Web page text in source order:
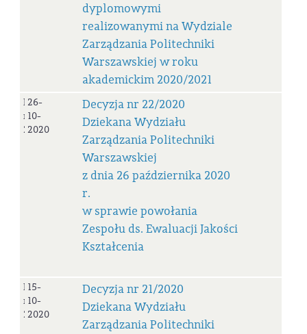
dyplomowymi
realizowanymi na Wydziale
Zarządzania Politechniki
Warszawskiej w roku
akademickim 2020/2021
Decyzja
nr
22/2020
26-
10-
2020
Decyzja nr 22/2020
Dziekana Wydziału
Zarządzania Politechniki
Warszawskiej
z dnia 26 października 2020
r.
w sprawie powołania
Zespołu ds. Ewaluacji Jakości
Kształcenia
Decyzja
nr
21/2020
15-
10-
2020
Decyzja nr 21/2020
Dziekana Wydziału
Zarządzania Politechniki